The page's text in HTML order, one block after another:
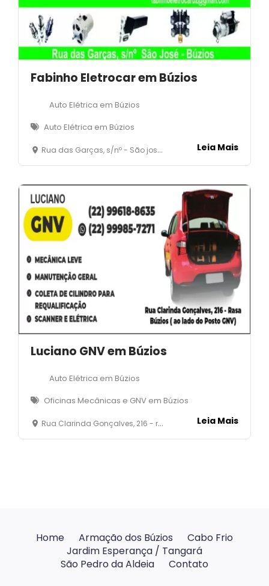
Fabinho Eletrocar em Búzios
Auto Elétrica em Búzios
Auto Elétrica em Búzios
Rua das Garças, s/nº - São josé - Armação dos Búzios Leia Mais
Luciano GNV em Búzios
Auto Elétrica em Búzios
Oficinas Mecânicas e GNV em Búzios
Rua Clarinda Gonçalves, 216 - rasa - Armação dos Búzios- RJ Leia Mais
Home Armação dos Búzios
Cabo Frio
Jardim Esperança / Tangará
São Pedro da Aldeia
Contato